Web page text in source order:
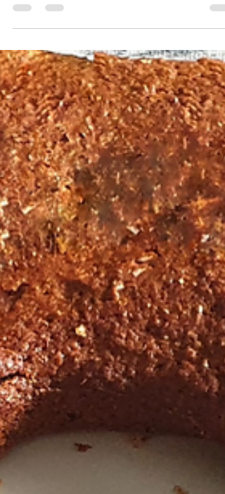
resultado es una rosquilla suave y delicioso que